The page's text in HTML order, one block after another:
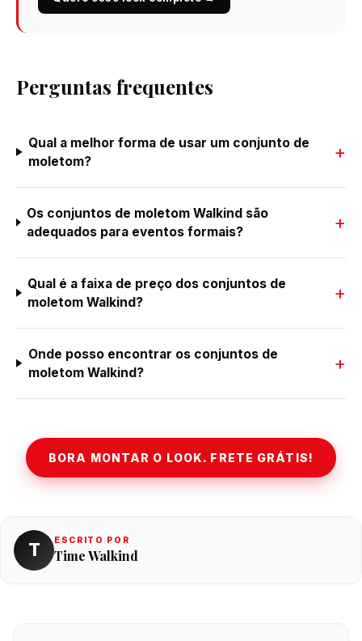
Perguntas frequentes
Qual a melhor forma de usar um conjunto de
moletom?
Os conjuntos de moletom Walkind são
adequados para eventos formais?
Qual é a faixa de preço dos conjuntos de
moletom Walkind?
Onde posso encontrar os conjuntos de
moletom Walkind?
BORA MONTAR O LOOK. FRETE GRÁTIS!
T ESCRITO POR
Time Walkind